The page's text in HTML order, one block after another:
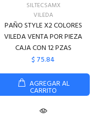
SILTECSAMX
VILEDA
PAÑO STYLE X2 COLORES
VILEDA VENTA POR PIEZA
CAJA CON 12 PZAS
$ 75.84
AGREGAR AL
CARRITO